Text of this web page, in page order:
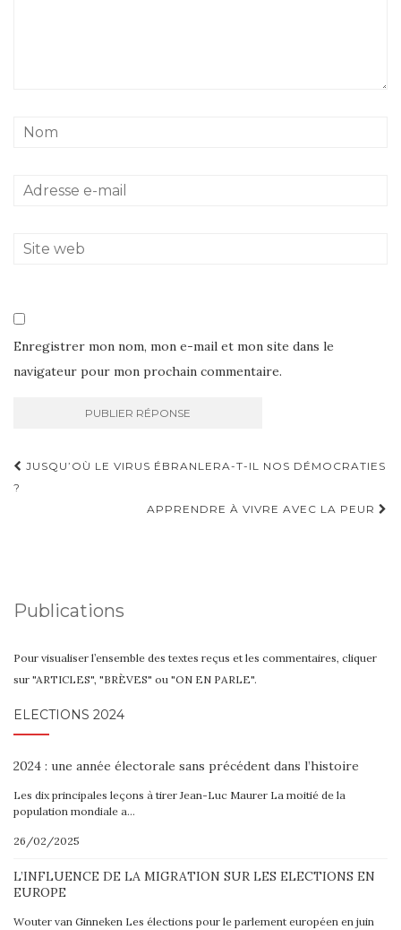
Enregistrer mon nom, mon e-mail et mon site dans le
navigateur pour mon prochain commentaire.
Navigation
d'article
JUSQU’OÙ LE VIRUS ÉBRANLERA-T-IL NOS DÉMOCRATIES
?
APPRENDRE À VIVRE AVEC LA PEUR
Publications
Pour visualiser l’ensemble des textes reçus et les commentaires, cliquer
sur "ARTICLES", "BRÈVES" ou "ON EN PARLE".
ELECTIONS 2024
2024 : une année électorale sans précédent dans l’histoire
Les dix principales leçons à tirer Jean-Luc Maurer La moitié de la
population mondiale a…
26/02/2025
L’INFLUENCE DE LA MIGRATION SUR LES ELECTIONS EN
EUROPE
Wouter van Ginneken Les élections pour le parlement européen en juin